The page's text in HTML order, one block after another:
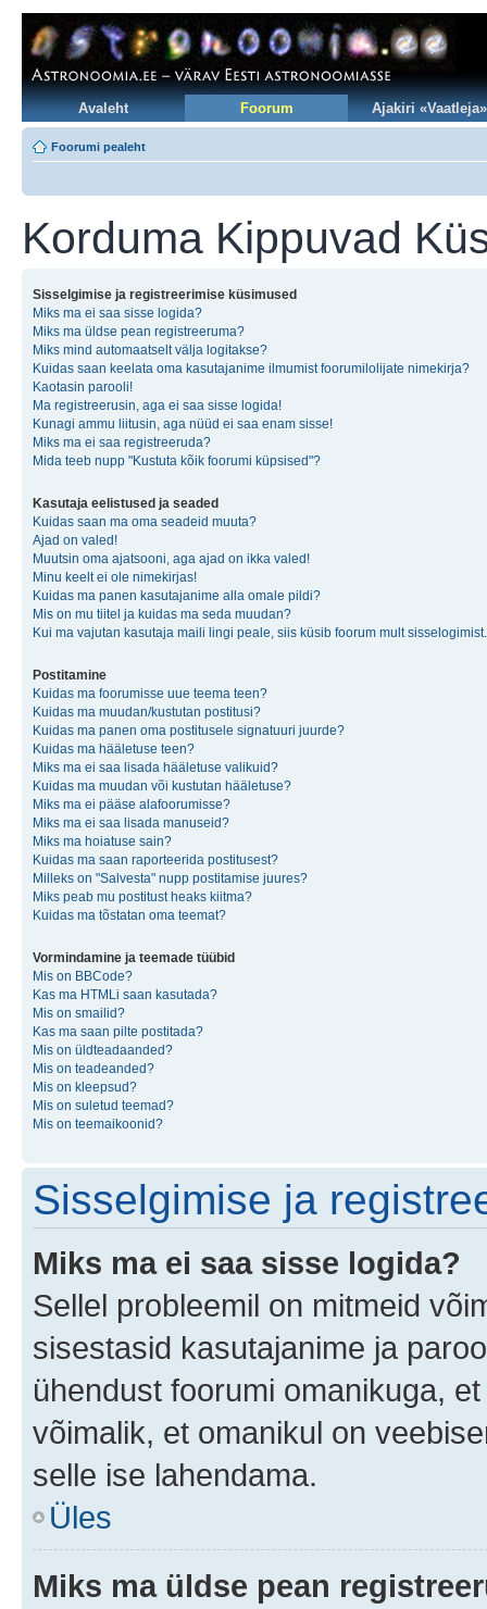
Avaleht Foorum Ajakiri «Vaatleja»
Foorumi pealeht
Korduma Kippuvad
Sisselgimise ja registreerimise küsimused
Miks ma ei saa sisse logida?
Miks ma üldse pean registreeruma?
Miks mind automaatselt välja logitakse?
Kuidas saan keelata oma kasutajanime ilmumist foorumilolijate nimekirja?
Kaotasin parooli!
Ma registreerusin, aga ei saa sisse logida!
Kunagi ammu liitusin, aga nüüd ei saa enam sisse!
Miks ma ei saa registreeruda?
Mida teeb nupp "Kustuta kõik foorumi küpsised"?
Kasutaja eelistused ja seaded
Kuidas saan ma oma seadeid muuta?
Ajad on valed!
Muutsin oma ajatsooni, aga ajad on ikka valed!
Minu keelt ei ole nimekirjas!
Kuidas ma panen kasutajanime alla omale pildi?
Mis on mu tiitel ja kuidas ma seda muudan?
Kui ma vajutan kasutaja maili lingi peale, siis küsib foorum mult sisselogimist.
Postitamine
Kuidas ma foorumisse uue teema teen?
Kuidas ma muudan/kustutan postitusi?
Kuidas ma panen oma postitusele signatuuri juurde?
Kuidas ma hääletuse teen?
Miks ma ei saa lisada hääletuse valikuid?
Kuidas ma muudan või kustutan hääletuse?
Miks ma ei pääse alafoorumisse?
Miks ma ei saa lisada manuseid?
Miks ma hoiatuse sain?
Kuidas ma saan raporteerida postitusest?
Milleks on "Salvesta" nupp postitamise juures?
Miks peab mu postitust heaks kiitma?
Kuidas ma tõstatan oma teemat?
Vormindamine ja teemade tüübid
Mis on BBCode?
Kas ma HTMLi saan kasutada?
Mis on smailid?
Kas ma saan pilte postitada?
Mis on üldteadaanded?
Mis on teadeanded?
Mis on kleepsud?
Mis on suletud teemad?
Mis on teemaikoonid?
Sisselgimise ja
Miks ma ei saa sisse logida?
Sellel probleemil on mitmeid
sisestasid kasutajanime ja
ühendust foorumi omanikuga,
võimalik, et omanikul on
selle ise lahendama.
Üles
Miks ma üldse pean